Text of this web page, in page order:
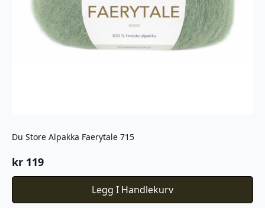
Du Store Alpakka Faerytale 715
kr 119
Legg I Handlekurv